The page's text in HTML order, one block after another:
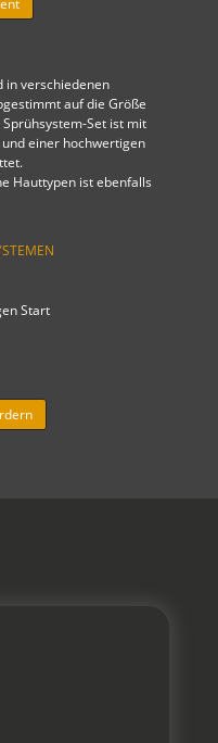
in verschiedenen
auf die Größe
Set ist mit
einer hochwertigen
Hauttypen ist ebenfalls
Start